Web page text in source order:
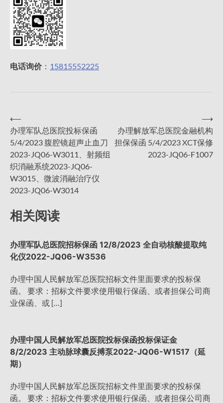
电话询价： 15815552225
文
章
导
航
⟵
办理军队总医院投标保函
5/4/2023 腹腔镜超声止血刀
2023-JQ06-W3011、射频组
织消融系统2023-JQ06-
W3015、微波消融治疗仪
2023-JQ06-W3014
办理解放军总医院金融机构
担保保函 5/4/2023 XCT保修
2023-JQ06-F1007
⟶
相关阅读
办理军队总医院招标保函 12/8/2023 全自动核酸提取纯
化仪2022-JQ06-W3536
办理中国人民解放军总医院招标文件里面要求的投标保
函。 要求：招标文件要求使用银行保函、或者担保公司商
业保函、或 […]
办理中国人民解放军总医院投标保函投标保证金
8/2/2023 主动脉球囊反搏泵2022-JQ06-W1517（延
期）
办理中国人民解放军总医院招标文件里面要求的投标保
函。 要求：招标文件要求使用银行保函、或者担保公司商